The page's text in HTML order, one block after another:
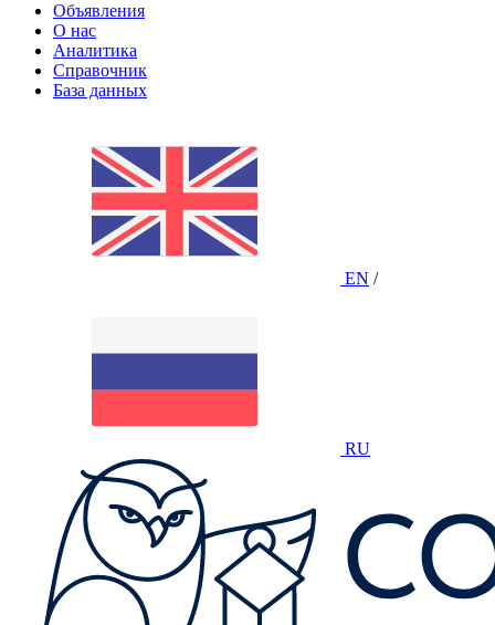
Объявления
О нас
Аналитика
Справочник
База данных
EN /
RU